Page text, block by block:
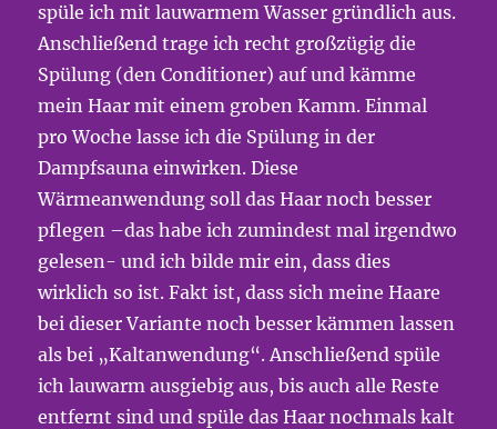
spüle ich mit lauwarmem Wasser gründlich aus.
Anschließend trage ich recht großzügig die
Spülung (den Conditioner) auf und kämme
mein Haar mit einem groben Kamm. Einmal
pro Woche lasse ich die Spülung in der
Dampfsauna einwirken. Diese
Wärmeanwendung soll das Haar noch besser
pflegen –das habe ich zumindest mal irgendwo
gelesen- und ich bilde mir ein, dass dies
wirklich so ist. Fakt ist, dass sich meine Haare
bei dieser Variante noch besser kämmen lassen
als bei „Kaltanwendung“. Anschließend spüle
ich lauwarm ausgiebig aus, bis auch alle Reste
entfernt sind und spüle das Haar nochmals kalt